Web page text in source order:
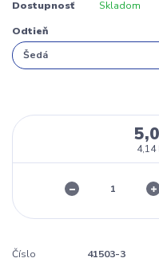
Dostupnosť Skladom
Odtieň
4,14
Číslo
41503-3